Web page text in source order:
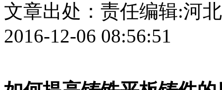
文章出处： 责任编辑:河
2016-12-06 08:56:51